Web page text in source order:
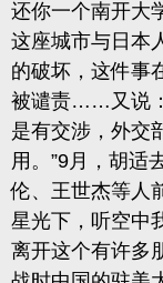
还你一个南开大
这座城市与日本
的破坏，这件事
被谴责……又说
是有交涉，外交
用。”9月，胡适
伦、王世杰等人
星光下，听空中
离开这个有许多